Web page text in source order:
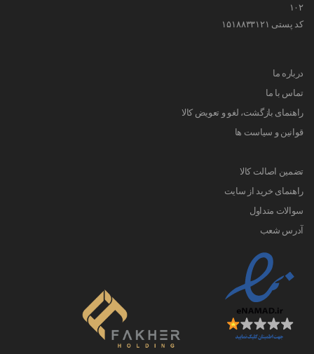
۱۰۲
کد پستی ۱۵۱۸۸۳۳۱۲۱
درباره ما
تماس با ما
راهنمای بازگشت، لغو و تعویض کالا
قوانین و سیاست ها
تضمین اصالت کالا
راهنمای خرید از سایت
سوالات متداول
آدرس شعب